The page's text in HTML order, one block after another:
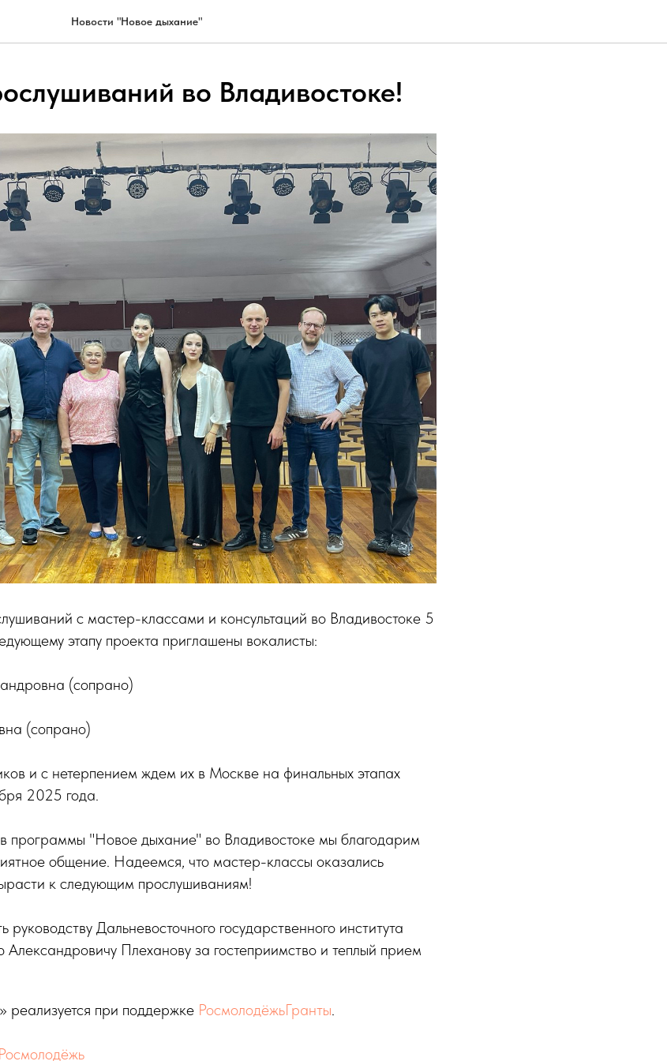
Новости "Новое дыхание"
во Владивостоке!
с мастер-классами и консультаций во Владивостоке 5
этапу проекта приглашены вокалисты:
(сопрано)
(сопрано)
и с нетерпением ждем их в Москве на финальных этапах
2025 года.
программы "Новое дыхание" во Владивостоке мы благодарим
общение. Надеемся, что мастер-классы оказались
к следующим прослушиваниям!
руководству Дальневосточного государственного института
Александровичу Плеханову за гостеприимство и теплый прием
при поддержке РосмолодёжьГранты.